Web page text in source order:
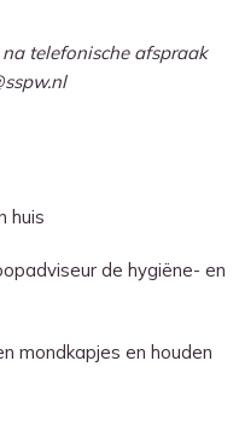
telefonische afspraak
huis
de hygiëne- en
mondkapjes en houden